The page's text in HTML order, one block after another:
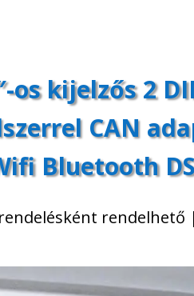
Wifi
Bluetooth
mennyiség
os kijelzős 2
CAN
Bluetooth
rendelhető